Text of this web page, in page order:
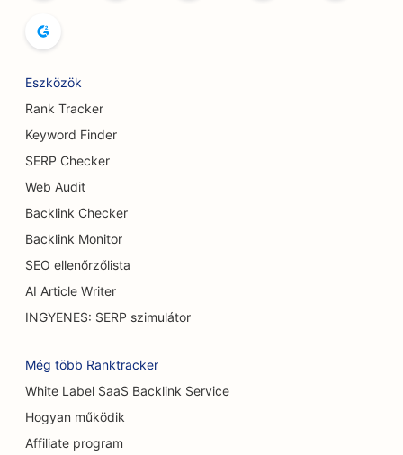
SEO a könyvesboltok számára
SEO sörfőzdék számára
SEO a mellnagyobbítási szolgáltatásokhoz
SEO büfé éttermek számára
SEO a Burger Trucks számára
SEO a cukrászdák számára
SEO alkalmi éttermek számára
SEO a szőnyeg és padlóburkoló üzletek számára
Eszközök
Rank Tracker
Keyword Finder
SERP Checker
Web Audit
Backlink Checker
Backlink Monitor
SEO ellenőrzőlista
AI Article Writer
INGYENES: SERP szimulátor
Még több Ranktracker
White Label SaaS Backlink Service
Hogyan működik
Affiliate program